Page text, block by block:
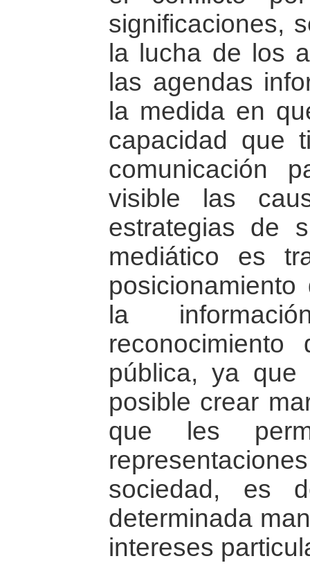
significaciones,
la lucha de los
las agendas
la medida en
capacidad que
comunicación
visible las
estrategias de
mediático es
la
pública, ya
posible crear
que les
sociedad, es
determinada
intereses